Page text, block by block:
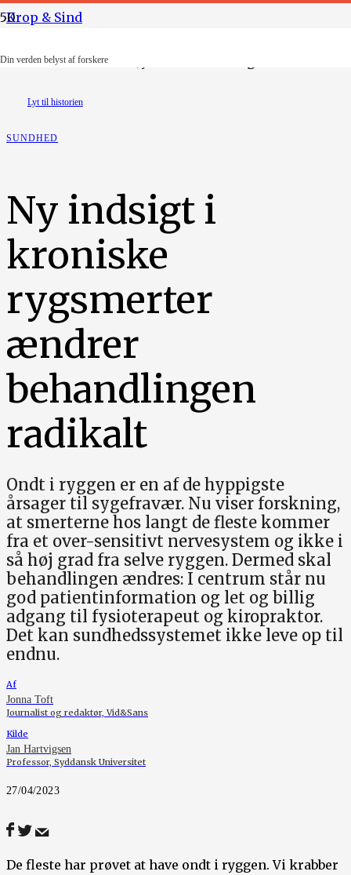
Din verden belyst af forskere
Krop & Sind
Illustration: Maiken Jyndevad Stenvang
Lyt til historien
SUNDHED
Ny indsigt i
kroniske
rygsmerter
ændrer
behandlingen
radikalt
Ondt i ryggen er en af de hyppigste
årsager til sygefravær. Nu viser forskning,
at smerterne hos langt de fleste kommer
fra et over-sensitivt nervesystem og ikke i
så høj grad fra selve ryggen. Dermed skal
behandlingen ændres: I centrum står nu
god patientinformation og let og billig
adgang til fysioterapeut og kiropraktor.
Det kan sundhedssystemet ikke leve op til
endnu.
Af
Jonna Toft
Journalist og redaktør, Vid&Sans
Kilde
Jan Hartvigsen
Professor, Syddansk Universitet
27/04/2023
De fleste har prøvet at have ondt i ryggen. Vi krabber